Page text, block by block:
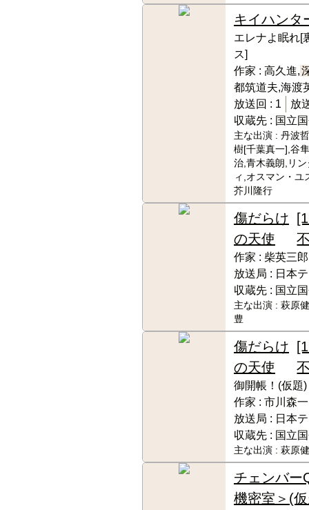
キイハンタ
エレナよ眠れ[
ス]
作家 : 高久進,
都筑道夫,海渡
放送回 : 1
放
収蔵先 : 国立
主な出演 : 丹波
樹[千葉真一],谷
治,青木義朗,リ
ィ,オスマン・ユ
芥川隆行
傷だらけ
の天使
作家 : 柴英三郎
放送局 : 日本
収蔵先 : 国立
主な出演 : 萩原
豊
傷だらけ
の天使
御開帳！(仮題)
作家 : 市川森一
放送局 : 日本
収蔵先 : 国立
主な出演 : 萩原
チェンバー
機密室＞(